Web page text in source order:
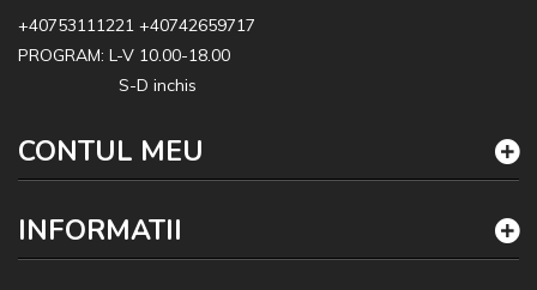
+40753111221 +40742659717
PROGRAM: L-V 10.00-18.00
S-D inchis
CONTUL MEU
INFORMATII